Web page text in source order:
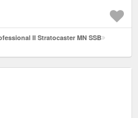
II Stratocaster MN SSB